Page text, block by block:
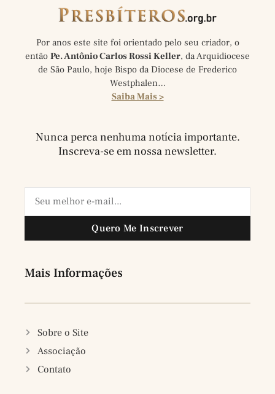
Por anos este site foi orientado pelo seu criador, o
então Pe. Antônio Carlos Rossi Keller, da Arquidiocese
de São Paulo, hoje Bispo da Diocese de Frederico
Westphalen…
Saiba Mais >
Nunca perca nenhuma notícia importante.
Inscreva-se em nossa newsletter.
Quero Me Inscrever
Mais Informações
Sobre o Site
Associação
Contato